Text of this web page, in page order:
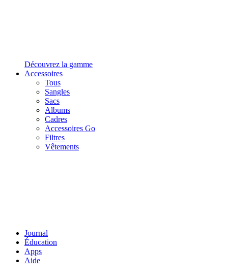
Découvrez la gamme
Accessoires
Tous
Sangles
Sacs
Albums
Cadres
Accessoires Go
Filtres
Vêtements
Journal
Éducation
Apps
Aide